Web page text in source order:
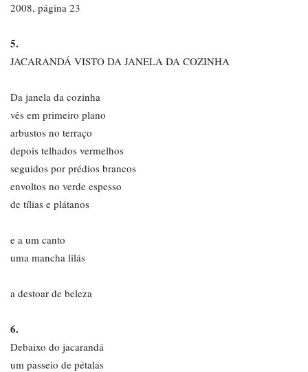
2008, página 23
5.
JACARANDÁ VISTO DA JANELA DA COZINHA
Da janela da cozinha
vês em primeiro plano
arbustos no terraço
depois telhados vermelhos
seguidos por prédios brancos
envoltos no verde espesso
de tílias e plátanos
e a um canto
uma mancha lilás
a destoar de beleza
6.
Debaixo do jacarandá
um passeio de pétalas